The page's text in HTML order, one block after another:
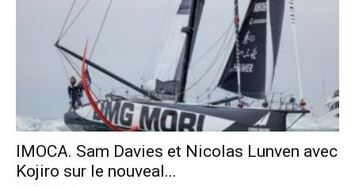
IMOCA. Sam Davies et Nicolas Lunven avec
Kojiro sur le nouveal...